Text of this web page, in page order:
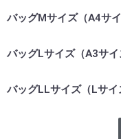
バッグMサイズ（A4サ
バッグLサイズ（A3サ
バッグLLサイズ（Lサイ